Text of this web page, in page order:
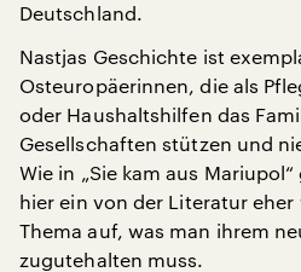
Deutschland.
Nastjas Geschichte ist
Osteuropäerinnen, die als
oder Haushaltshilfen das
Gesellschaften stützen und
Wie in „Sie kam aus
hier ein von der Literatur
Thema auf, was man ihrem
zugutehalten muss.